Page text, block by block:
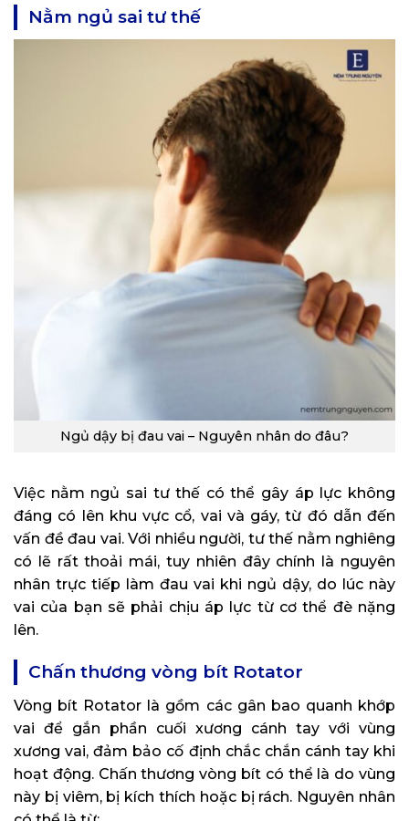
Nằm ngủ sai tư thế
Ngủ dậy bị đau vai – Nguyên nhân do đâu?
Việc nằm ngủ sai tư thế có thể gây áp lực không
đáng có lên khu vực cổ, vai và gáy, từ đó dẫn đến
vấn đề đau vai. Với nhiều người, tư thế nằm nghiêng
có lẽ rất thoải mái, tuy nhiên đây chính là nguyên
nhân trực tiếp làm đau vai khi ngủ dậy, do lúc này
vai của bạn sẽ phải chịu áp lực từ cơ thể đè nặng
lên.
Chấn thương vòng bít Rotator
Vòng bít Rotator là gồm các gân bao quanh khớp
vai để gắn phần cuối xương cánh tay với vùng
xương vai, đảm bảo cố định chắc chắn cánh tay khi
hoạt động. Chấn thương vòng bít có thể là do vùng
này bị viêm, bị kích thích hoặc bị rách. Nguyên nhân